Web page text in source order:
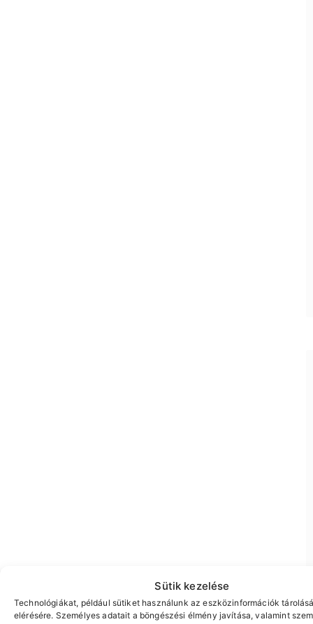
Sütik kezelése
Technológiákat, például sütiket használunk az eszközinformációk
elérésére. Személyes adatait a böngészési élmény javítása, valamint